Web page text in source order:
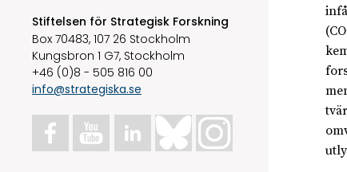
Stiftelsen för Strategisk Forskning
Box 70483, 107 26 Stockholm
Kungsbron 1 G7, Stockholm
+46 (0)8 - 505 816 00
info@strategiska.se